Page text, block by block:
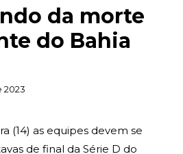
da morte
do Bahia
2023
(14) as equipes devem se
de final da Série D do